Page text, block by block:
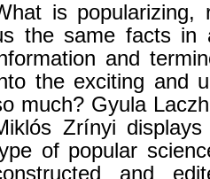
is popularizing,
the same facts in
and
the exciting and
much? Gyula
Zrínyi
of popular
and